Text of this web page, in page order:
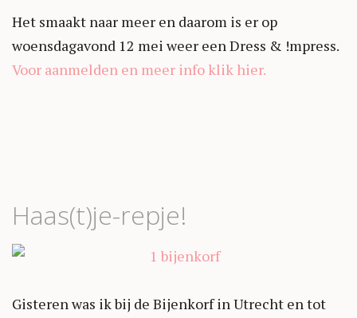
Het smaakt naar meer en daarom is er op
woensdagavond 12 mei weer een Dress & !mpress.
Voor aanmelden en meer info klik hier.
Haas(t)je-repje!
Gisteren was ik bij de Bijenkorf in Utrecht en tot